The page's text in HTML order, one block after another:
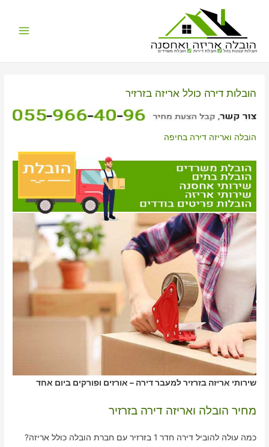
הובלות קטנות בזול הובלת דירות הובלת משרדים
הובלות דירה כולל אריזה בזרזיר
הובלה ואריזה דירה בחיפה
שירותי אריזה בזרזיר למעבר דירה – אורזים ופורקים ביום אחד
מחיר הובלה ואריזה דירה בזרזיר
כמה עולה להוביל דירה חדר 1 בזרזיר עם חברת הובלה כולל אריזה?